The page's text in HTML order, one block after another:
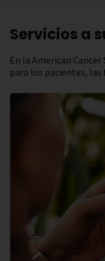
Servicios a
En la American
para los pacientes, las